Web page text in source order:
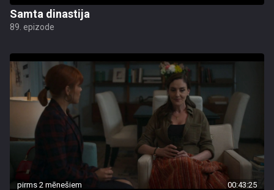
Samta dinastija
89. epizode
pirms 2 mēnešiem 00:43:25